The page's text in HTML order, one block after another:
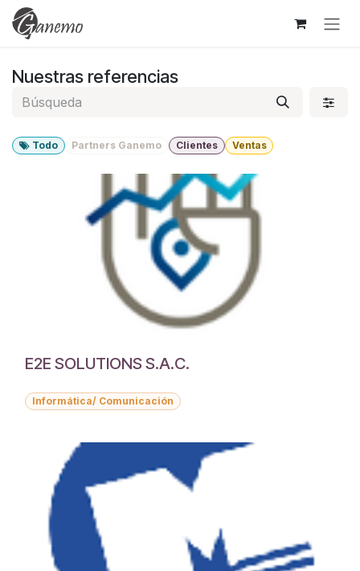
Ir al contenido
Nuestras referencias
Todo Partners Ganemo Clientes Ventas
E2E SOLUTIONS S.A.C.
Informática/ Comunicación